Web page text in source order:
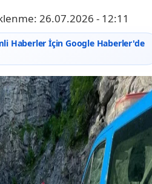
26.07.2026 - 12:11
Haberler İçin Google Haberler'de